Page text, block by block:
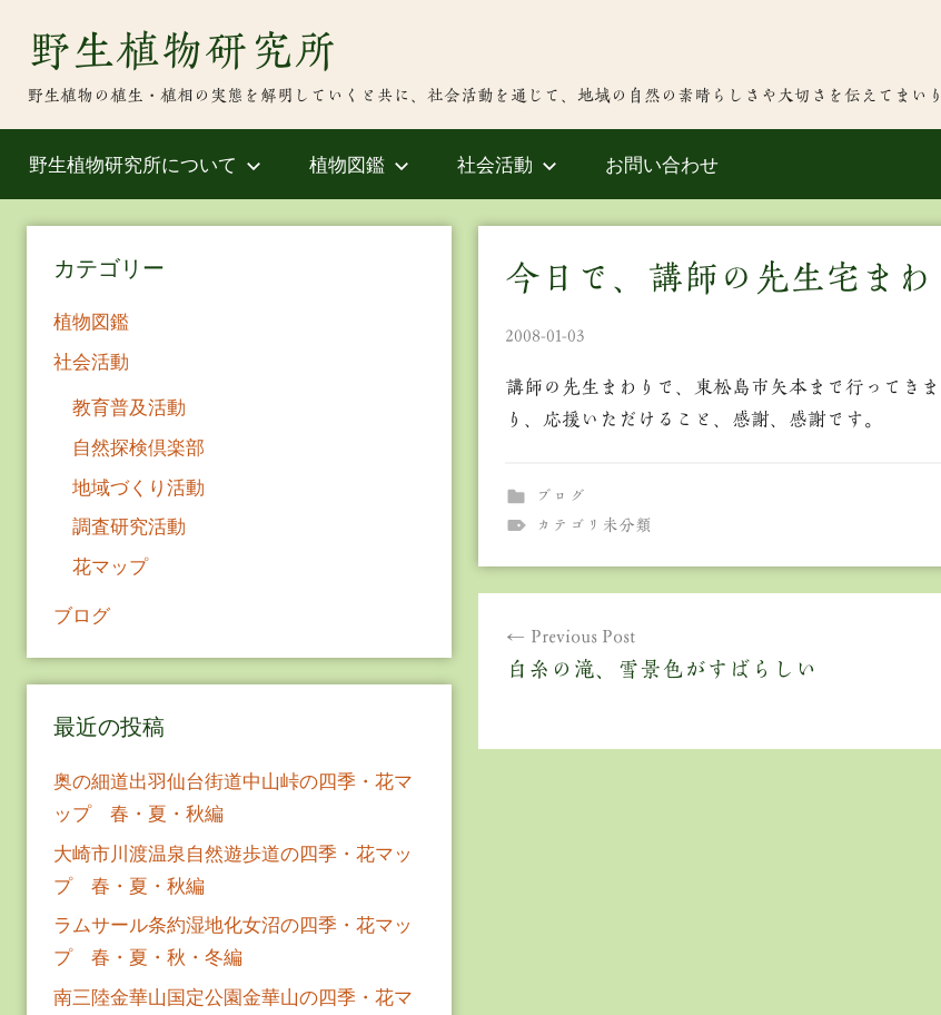
野生植物研究所
野生植物の植生・植相の実態を解明していくと共に、社会活動を通じて、地域の自然の素晴らしさや大切さを伝えてまい
野生植物研究所について 植物図鑑 社会活動 お問い合わせ
今日で、講師の先生宅まわ
2008-01-03
講師の先生まわりで、東松島市矢本まで行ってき
り、応援いただけること、感謝、感謝です。
ブログ
カテゴリ未分類
Previous Post
白糸の滝、雪景色がすばらしい
カテゴリー
植物図鑑
社会活動
教育普及活動
自然探検倶楽部
地域づくり活動
調査研究活動
花マップ
ブログ
最近の投稿
奥の細道出羽仙台街道中山峠の四季・花マ
ップ 春・夏・秋編
大崎市川渡温泉自然遊歩道の四季・花マッ
プ 春・夏・秋編
ラムサール条約湿地化女沼の四季・花マッ
プ 春・夏・秋・冬編
南三陸金華山国定公園金華山の四季・花マ